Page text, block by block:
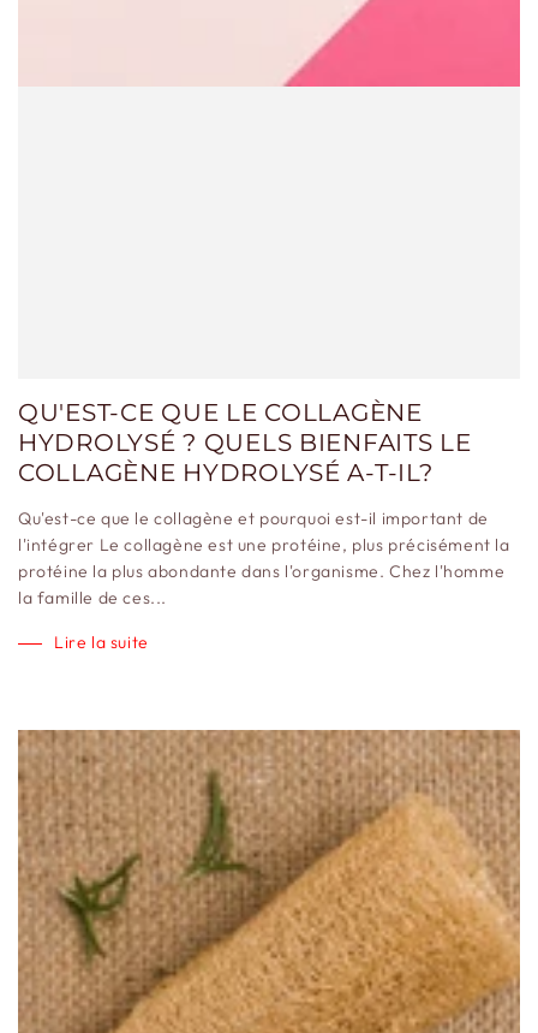
QU'EST-CE QUE LE COLLAGÈNE
HYDROLYSÉ ? QUELS BIENFAITS LE
COLLAGÈNE HYDROLYSÉ A-T-IL?
Qu'est-ce que le collagène et pourquoi est-il important de
l'intégrer Le collagène est une protéine, plus précisément la
protéine la plus abondante dans l'organisme. Chez l'homme
la famille de ces...
Lire la suite